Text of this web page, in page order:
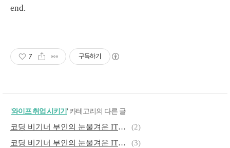
end.
7 구독하기
'와이프 취업 시키기' 카테고리의 다른 글
코딩 비기너 부인의 눈물겨운 IT입문 - 05 Let it be
(2)
코딩 비기너 부인의 눈물겨운 IT입문 - 04 와이프와의 결혼생활은 스터디
(3)